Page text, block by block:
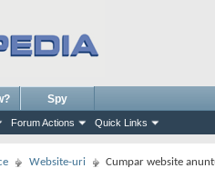
Forum Actions Quick Links
Spy
Website-uri Cumpar website